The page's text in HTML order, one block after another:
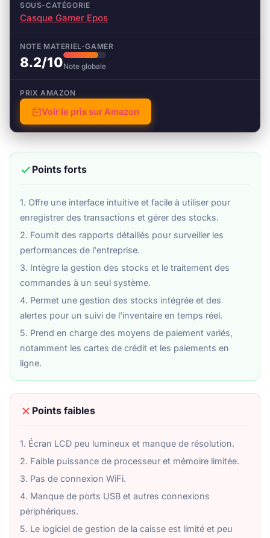
SOUS-CATÉGORIE
Casque Gamer Epos
NOTE MATERIEL-GAMER
8.2/10Note globale
PRIX AMAZON
Voir le prix sur Amazon
Points forts
1. Offre une interface intuitive et facile à utiliser pour
enregistrer des transactions et gérer des stocks.
2. Fournit des rapports détaillés pour surveiller les
performances de l'entreprise.
3. Intègre la gestion des stocks et le traitement des
commandes à un seul système.
4. Permet une gestion des stocks intégrée et des
alertes pour un suivi de l'inventaire en temps réel.
5. Prend en charge des moyens de paiement variés,
notamment les cartes de crédit et les paiements en
ligne.
Points faibles
1. Écran LCD peu lumineux et manque de résolution.
2. Faible puissance de processeur et mémoire limitée.
3. Pas de connexion WiFi.
4. Manque de ports USB et autres connexions
périphériques.
5. Le logiciel de gestion de la caisse est limité et peu